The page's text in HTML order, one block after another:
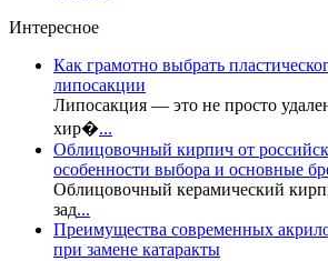
Интересное
Как грамотно выбрать
липосакции
Липосакция — это не просто
хир�...
Облицовочный кирпич от
особенности выбора и основные
Облицовочный керамический
зад...
Преимущества современных
при замене катаракты